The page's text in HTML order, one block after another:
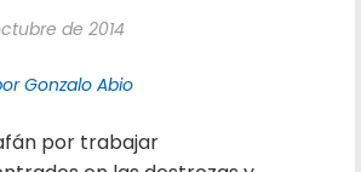
de 2014
Gonzalo Abio
por trabajar